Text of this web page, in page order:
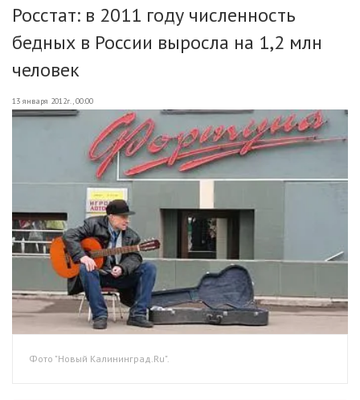
Росстат: в 2011 году численность
бедных в России выросла на 1,2 млн
человек
13 января 2012г., 00:00
Фото "Новый Калининград.Ru".